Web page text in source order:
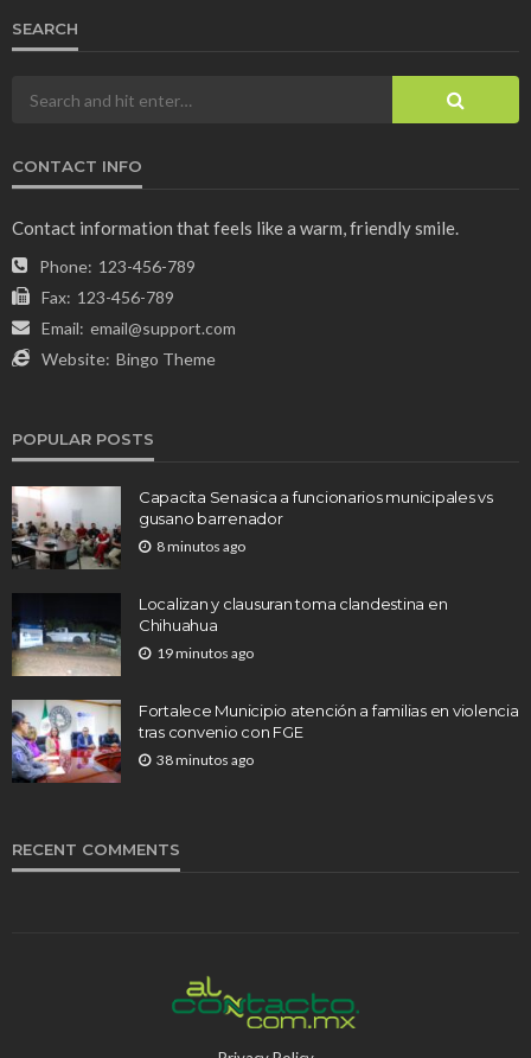
SEARCH
CONTACT INFO
Contact information that feels like a warm, friendly smile.
Phone: 123-456-789
Fax: 123-456-789
Email: email@support.com
Website: Bingo Theme
POPULAR POSTS
Capacita Senasica a funcionarios municipales vs
gusano barrenador
8 minutos ago
Localizan y clausuran toma clandestina en
Chihuahua
19 minutos ago
Fortalece Municipio atención a familias en violencia
tras convenio con FGE
38 minutos ago
RECENT COMMENTS